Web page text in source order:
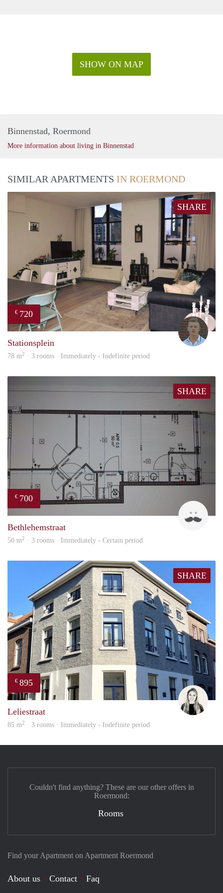
SHOW ON MAP
Binnenstad, Roermond
More information about living in Binnenstad
SIMILAR APARTMENTS IN ROERMOND
SHARE
€ 720
Tom
Stationsplein
78 m2 · 3 rooms · Immediately - Indefinite period
SHARE
€ 700
Bethlehemstraat
50 m2 · 3 rooms · Immediately - Certain period
SHARE
€ 895
Fleur
Leliestraat
85 m2 · 3 rooms · Immediately - Indefinite period
Find your Apartment on Apartment Roermond
About us Contact Faq
Couldn't find anything? These are our other offers in
Roermond:
Rooms